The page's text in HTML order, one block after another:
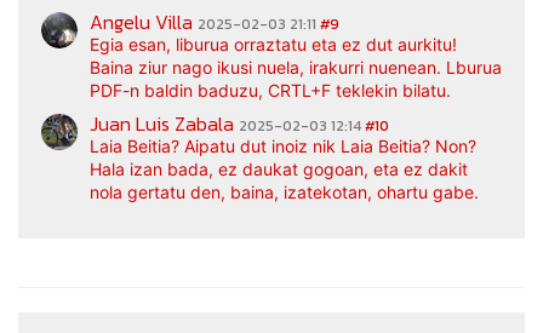
Angelu Villa 2025-02-03 21:11 #9
Egia esan, liburua orraztatu eta ez dut aurkitu!
Baina ziur nago ikusi nuela, irakurri nuenean. Lburua
PDF-n baldin baduzu, CRTL+F teklekin bilatu.
Juan Luis Zabala 2025-02-03 12:14#10
Laia Beitia? Aipatu dut inoiz nik Laia Beitia? Non?
Hala izan bada, ez daukat gogoan, eta ez dakit
nola gertatu den, baina, izatekotan, ohartu gabe.